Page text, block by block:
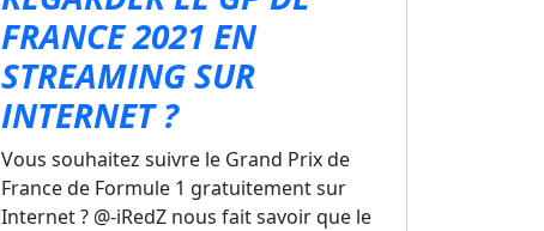
FRANCE 2021 EN
STREAMING SUR
INTERNET ?
Vous souhaitez suivre le Grand Prix de
France de Formule 1 gratuitement sur
Internet ? @-iRedZ nous fait savoir que le